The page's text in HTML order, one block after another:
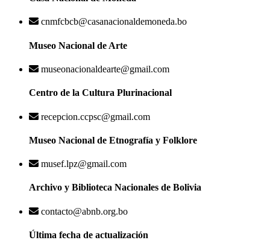
cnmfcbcb@casanacionaldemoneda.bo
Museo Nacional de Arte
museonacionaldearte@gmail.com
Centro de la Cultura Plurinacional
recepcion.ccpsc@gmail.com
Museo Nacional de Etnografía y Folklore
musef.lpz@gmail.com
Archivo y Biblioteca Nacionales de Bolivia
contacto@abnb.org.bo
Última fecha de actualización